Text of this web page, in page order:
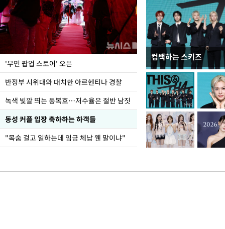
'무민 팝업 스토어' 오픈
반정부 시위대와 대치한 아르헨티나 경찰
녹색 빛깔 띄는 동복호…저수율은 절반 남짓
동성 커플 입장 축하하는 하객들
"목숨 걸고 일하는데 임금 체납 웬 말이냐"
컴백하는 스키즈
지석천 뒤덮은 개구리